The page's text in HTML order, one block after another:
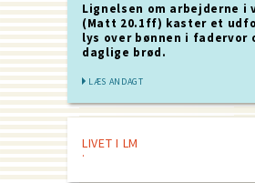
Lignelsen om arbejderne i
(Matt 20.1ff) kaster et
lys over bønnen i fadervor
daglige brød.
LÆS ANDAGT
LIVET I LM